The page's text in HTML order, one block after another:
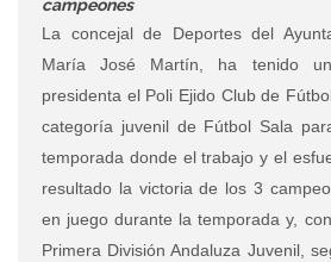
campeones
La concejal de Deportes del
María José Martín, ha tenido
presidenta el Poli Ejido Club de
categoría juvenil de Fútbol Sala
temporada donde el trabajo y el
resultado la victoria de los 3
en juego durante la temporada y,
Primera División Andaluza Juvenil,